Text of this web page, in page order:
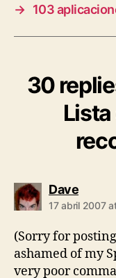
→ 103
30
Davesays:
17 abril 2007
(Sorry for
ashamed of my
very poor